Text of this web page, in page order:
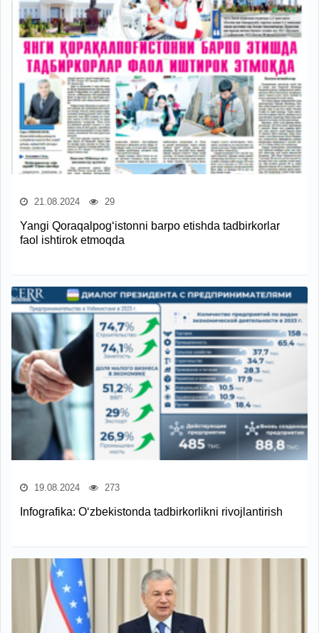
21.08.2024 29
Yangi Qoraqalpog‘istonni barpo etishda tadbirkorlar
faol ishtirok etmoqda
19.08.2024 273
Infografika: O‘zbekistonda tadbirkorlikni rivojlantirish